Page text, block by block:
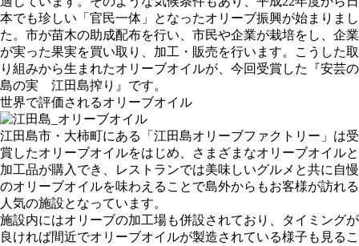
本でも珍しい「官民一体」となったオリーブ振興が始まりまし
た。市が苗木の助成配布を行い、市民や企業が栽培をし、企業
が実った果実を買い取り、加工・販売を行います。こうした取
り組みから生まれたオリーブオイルが、今回受賞した『安芸の
島の実 江田島搾り』です。
世界で評価されるオリーブオイル
江田島市・大柿町にある「江田島オリーブファクトリー」は受
賞したオリーブオイルをはじめ、さまざまなオリーブオイルと
加工品が購入でき、レストランでは美味しいグルメと共に自慢
のオリーブオイルを味わえることで島外からもお客様が訪れる
人気の施設となっています。
施設内にはオリーブの加工場も併設されており、タイミングが
良ければ間近でオリーブオイルが製造されている様子も見るこ